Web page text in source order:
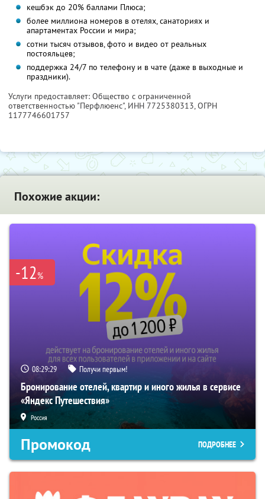
кешбэк до 20% баллами Плюса;
более миллиона номеров в отелях, санаториях и
апартаментах России и мира;
сотни тысяч отзывов, фото и видео от реальных
постояльцев;
поддержка 24/7 по телефону и в чате (даже в выходные и
праздники).
Услуги предоставляет: Общество с ограниченной
ответственностью "Перфлюенс", ИНН 7725380313, ОГРН
1177746601757
Похожие акции:
-12%
08:29:29 Получи первым!
Бронирование отелей, квартир и иного жилья в сервисе
«Яндекс Путешествия»
Россия
Промокод ПОДРОБНЕЕ